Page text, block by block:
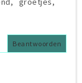
Beantwoorden